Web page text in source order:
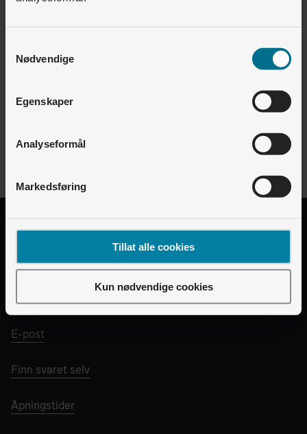
Nødvendige
Egenskaper
Analyseformål
Markedsføring
Tillat alle cookies
Kun nødvendige cookies
tjenester?
Hva skjer med kundeforholdet når noen dør?
Ta kontakt, så hjelper vi deg.
Chat
E-post
Finn svaret selv
Åpningstider